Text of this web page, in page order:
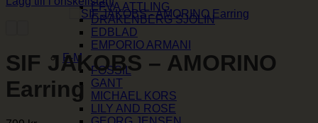
EFVA ATTLING
DRAKENBERG SJÖLIN
EDBLAD
EMPORIO ARMANI
F-M
FOSSIL
GANT
MICHAEL KORS
LILY AND ROSE
SIF JAKOBS – AMORINO
Earring